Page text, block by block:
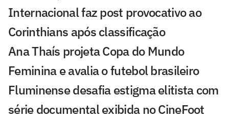
Internacional faz post provocativo ao
Corinthians após classificação
Ana Thaís projeta Copa do Mundo
Feminina e avalia o futebol brasileiro
Fluminense desafia estigma elitista com
série documental exibida no CineFoot